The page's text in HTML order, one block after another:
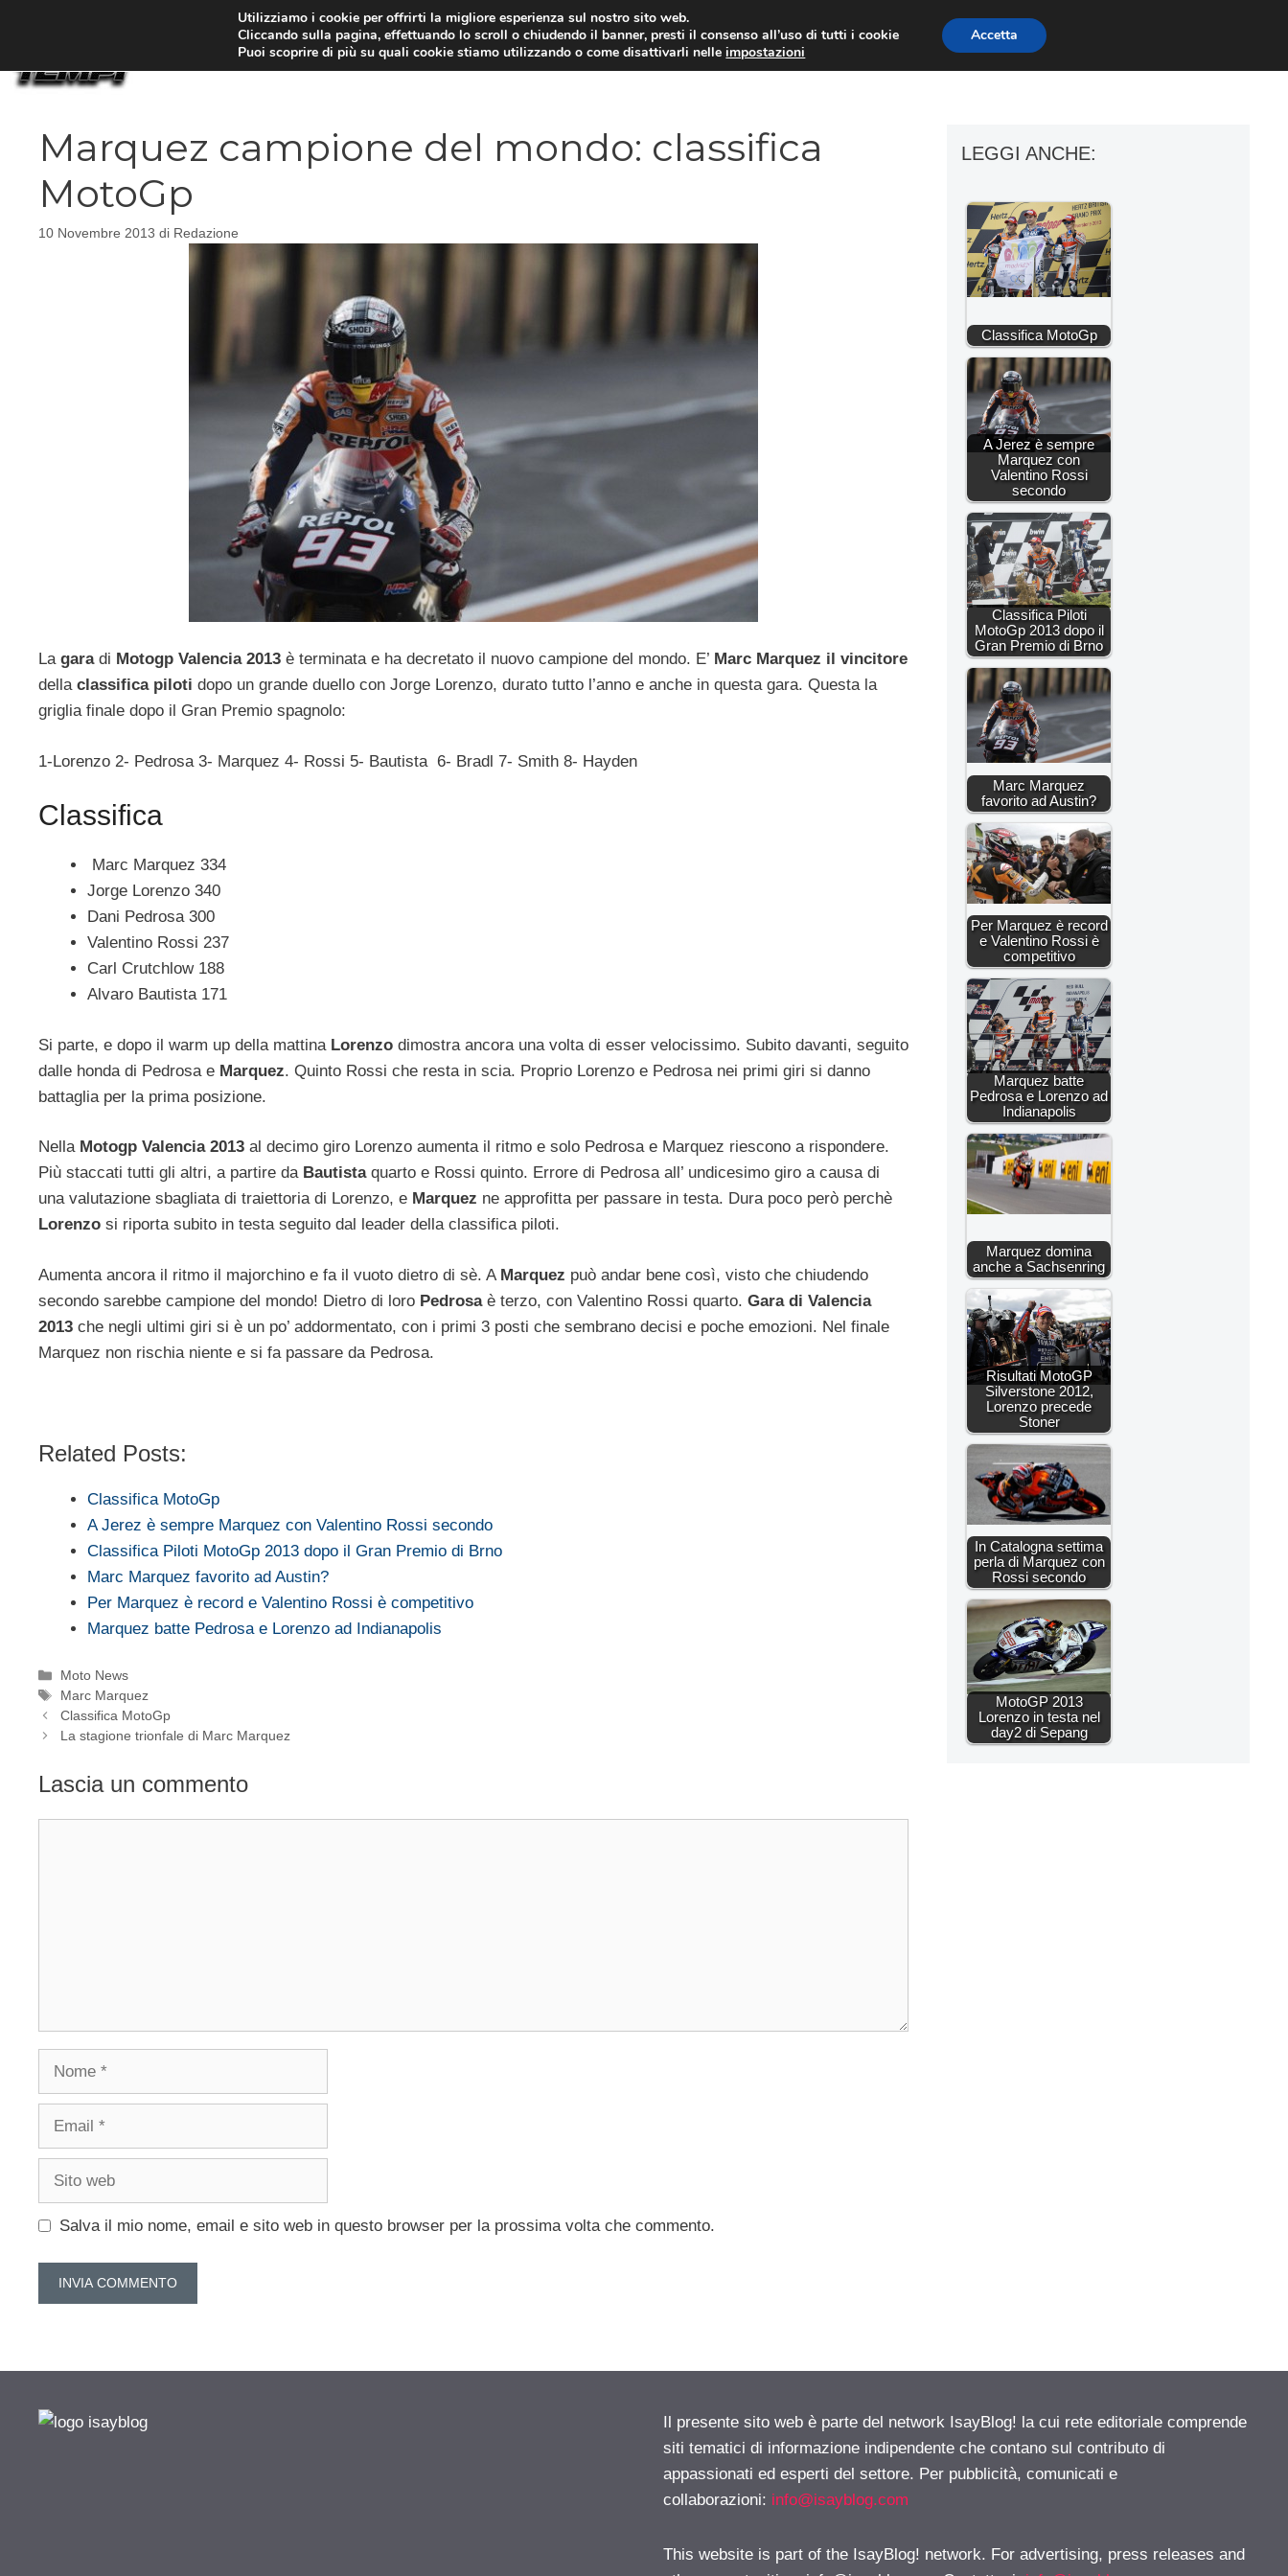
MOTO NEWS ACCESSORI MOTO MOTO GP
Marquez campione del mondo: classifica
MotoGp
10 Novembre 2013 di Redazione
La gara di Motogp Valencia 2013 è terminata e ha decretato il nuovo campione del mondo. E’ Marc Marquez il vincitore
della classifica piloti dopo un grande duello con Jorge Lorenzo, durato tutto l’anno e anche in questa gara. Questa la
griglia finale dopo il Gran Premio spagnolo:
1-Lorenzo 2- Pedrosa 3- Marquez 4- Rossi 5- Bautista 6- Bradl 7- Smith 8- Hayden
Classifica
Marc Marquez 334
Jorge Lorenzo 340
Dani Pedrosa 300
Valentino Rossi 237
Carl Crutchlow 188
Alvaro Bautista 171
Si parte, e dopo il warm up della mattina Lorenzo dimostra ancora una volta di esser velocissimo. Subito davanti, seguito
dalle honda di Pedrosa e Marquez. Quinto Rossi che resta in scia. Proprio Lorenzo e Pedrosa nei primi giri si danno
battaglia per la prima posizione.
Nella Motogp Valencia 2013 al decimo giro Lorenzo aumenta il ritmo e solo Pedrosa e Marquez riescono a rispondere.
Più staccati tutti gli altri, a partire da Bautista quarto e Rossi quinto. Errore di Pedrosa all’ undicesimo giro a causa di
una valutazione sbagliata di traiettoria di Lorenzo, e Marquez ne approfitta per passare in testa. Dura poco però perchè
Lorenzo si riporta subito in testa seguito dal leader della classifica piloti.
Aumenta ancora il ritmo il majorchino e fa il vuoto dietro di sè. A Marquez può andar bene così, visto che chiudendo
secondo sarebbe campione del mondo! Dietro di loro Pedrosa è terzo, con Valentino Rossi quarto. Gara di Valencia
2013 che negli ultimi giri si è un po’ addormentato, con i primi 3 posti che sembrano decisi e poche emozioni. Nel finale
Marquez non rischia niente e si fa passare da Pedrosa.
Related Posts:
Classifica MotoGp
A Jerez è sempre Marquez con Valentino Rossi secondo
Classifica Piloti MotoGp 2013 dopo il Gran Premio di Brno
Marc Marquez favorito ad Austin?
Per Marquez è record e Valentino Rossi è competitivo
Marquez batte Pedrosa e Lorenzo ad Indianapolis
Categorie
Moto News
Tag
Marc Marquez
Classifica MotoGp
La stagione trionfale di Marc Marquez
Lascia un commento
Salva il mio nome, email e sito web in questo browser per la prossima volta che commento.
LEGGI ANCHE:
Classifica MotoGp
A Jerez è sempre
Marquez con
Valentino Rossi
secondo
Classifica Piloti
MotoGp 2013 dopo il
Gran Premio di Brno
Marc Marquez
favorito ad Austin?
Per Marquez è record
e Valentino Rossi è
competitivo
Marquez batte
Pedrosa e Lorenzo ad
Indianapolis
Marquez domina
anche a Sachsenring
Risultati MotoGP
Silverstone 2012,
Lorenzo precede
Stoner
In Catalogna settima
perla di Marquez con
Rossi secondo
MotoGP 2013
Lorenzo in testa nel
day2 di Sepang
Il presente sito web è parte del network IsayBlog! la cui rete editoriale comprende
siti tematici di informazione indipendente che contano sul contributo di
appassionati ed esperti del settore. Per pubblicità, comunicati e
collaborazioni: info@isayblog.com
This website is part of the IsayBlog! network. For advertising, press releases and
Utilizziamo i cookie per offrirti la migliore esperienza sul nostro sito web.
Cliccando sulla pagina, effettuando lo scroll o chiudendo il banner, presti il consenso all’uso di tutti i cookie
Puoi scoprire di più su quali cookie stiamo utilizzando o come disattivarli nelleimpostazioni
Accetta